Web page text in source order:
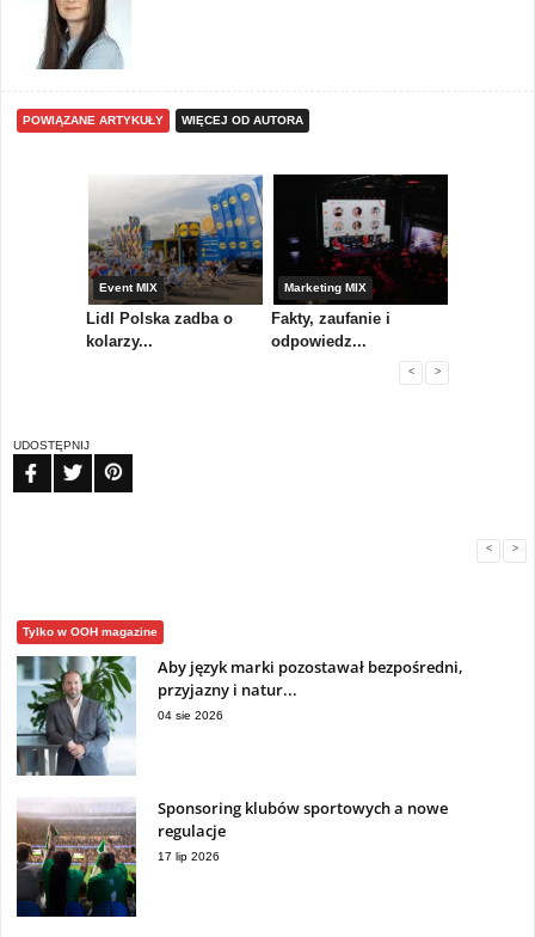
POWIĄZANE ARTYKUŁY WIĘCEJ OD AUTORA
Event MIX
Lidl Polska zadba o
kolarzy...
Marketing MIX
Fakty, zaufanie i
odpowiedz...
< >
UDOSTĘPNIJ
< >
Tylko w OOH magazine
Aby język marki pozostawał bezpośredni,
przyjazny i natur...
04 sie 2026
Sponsoring klubów sportowych a nowe
regulacje
17 lip 2026